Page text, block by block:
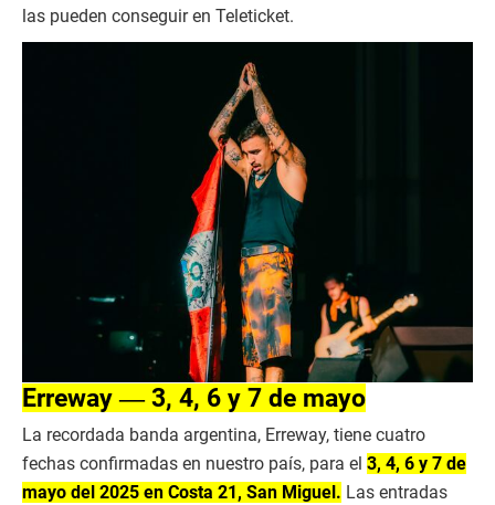
las pueden conseguir en Teleticket.
Erreway ― 3, 4, 6 y 7 de mayo
La recordada banda argentina, Erreway, tiene cuatro
fechas confirmadas en nuestro país, para el 3, 4, 6 y 7 de
mayo del 2025 en Costa 21, San Miguel. Las entradas